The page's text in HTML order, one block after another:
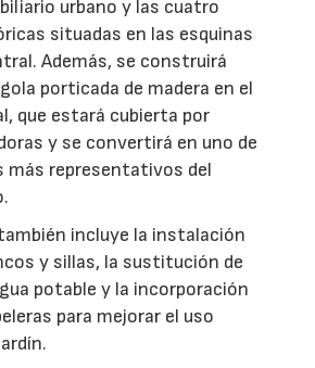
urbano y las cuatro
situadas en las esquinas
Además, se construirá
porticada de madera en el
que estará cubierta por
y se convertirá en uno de
más representativos del
incluye la instalación
y sillas, la sustitución de
potable y la incorporación
para mejorar el uso